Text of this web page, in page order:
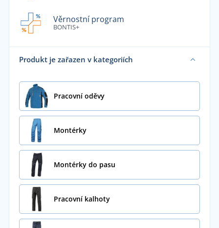
Věrnostní program
BONTIS+
Produkt je zařazen v kategoriích
Pracovní oděvy
Montérky
Montérky do pasu
Pracovní kalhoty